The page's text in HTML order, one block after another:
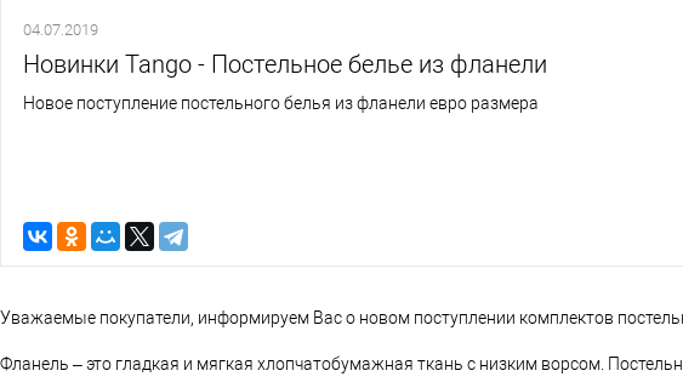
04.07.2019
Новинки Tango - Постельное белье из фланели
Новое поступление постельного белья из фланели евро размера
Уважаемые покупатели, информируем Вас о новом поступлении комплектов
Фланель – это гладкая и мягкая хлопчатобумажная ткань с низким ворсом.